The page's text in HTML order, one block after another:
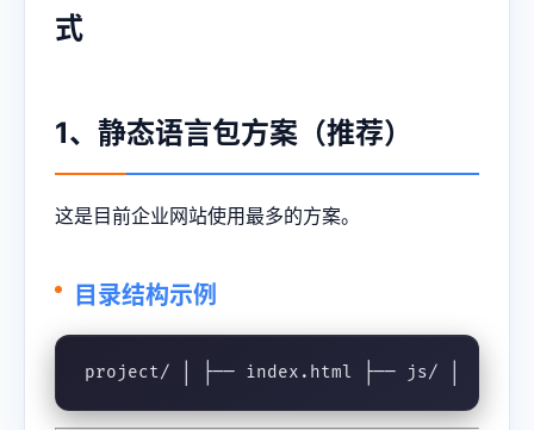
式
1、静态语言包方案（推荐）
这是目前企业网站使用最多的方案。
目录结构示例
project/ │ ├── index.html ├── js/ │